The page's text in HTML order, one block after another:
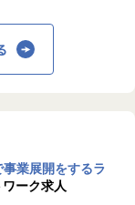
入れ、働く上
に取り組めま
活躍、現場か
入れていま
業展開をするラ
ーク求人